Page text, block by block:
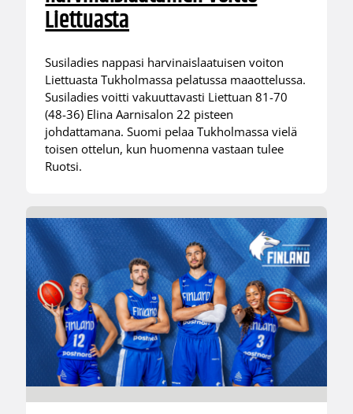
Liettuasta
Susiladies nappasi harvinaislaatuisen voiton
Liettuasta Tukholmassa pelatussa maaottelussa.
Susiladies voitti vakuuttavasti Liettuan 81-70
(48-36) Elina Aarnisalon 22 pisteen
johdattamana. Suomi pelaa Tukholmassa vielä
toisen ottelun, kun huomenna vastaan tulee
Ruotsi.